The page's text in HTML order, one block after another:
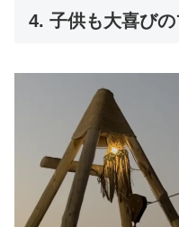
4. 子供も大喜び